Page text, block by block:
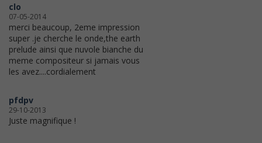
clo
07-05-2014
merci beaucoup, 2eme impression
super .je cherche le onde,the earth
prelude ainsi que nuvole bianche du
meme compositeur si jamais vous
les avez....cordialement
pfdpv
29-10-2013
Juste magnifique !